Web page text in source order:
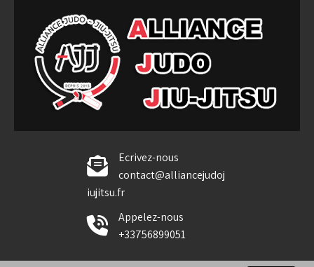
content
Alliance Judo Jiu-jitsu
Ecrivez-nous
contact@alliancejudoj
iujitsu.fr
Appelez-nous
+33756899051